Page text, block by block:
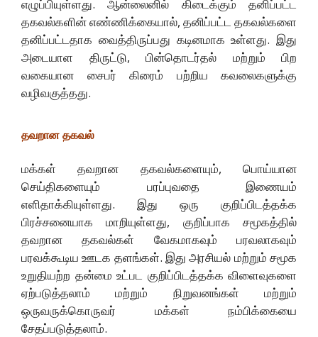
எழுப்பியுள்ளது. ஆன்லைனில் கிடைக்கும் தனிப்பட்ட
தகவல்களின் எண்ணிக்கையால், தனிப்பட்ட தகவல்களை
தனிப்பட்டதாக வைத்திருப்பது கடினமாக உள்ளது. இது
அடையாள திருட்டு, பின்தொடர்தல் மற்றும் பிற
வகையான சைபர் கிரைம் பற்றிய கவலைகளுக்கு
வழிவகுத்தது.
தவறான தகவல்
மக்கள் தவறான தகவல்களையும், பொய்யான
செய்திகளையும் பரப்புவதை இணையம்
எளிதாக்கியுள்ளது. இது ஒரு குறிப்பிடத்தக்க
பிரச்சனையாக மாறியுள்ளது, குறிப்பாக சமூகத்தில்
தவறான தகவல்கள் வேகமாகவும் பரவலாகவும்
பரவக்கூடிய ஊடக தளங்கள். இது அரசியல் மற்றும் சமூக
உறுதியற்ற தன்மை உட்பட குறிப்பிடத்தக்க விளைவுகளை
ஏற்படுத்தலாம் மற்றும் நிறுவனங்கள் மற்றும்
ஒருவருக்கொருவர் மக்கள் நம்பிக்கையை
சேதப்படுத்தலாம்.